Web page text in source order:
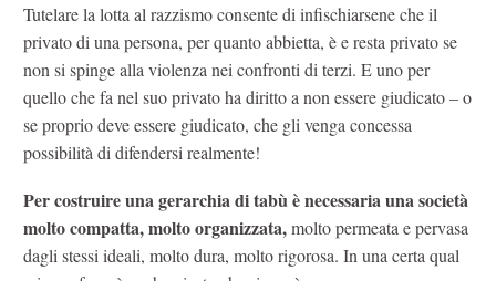
Tutelare la lotta al razzismo consente di infischiarsene che il
privato di una persona, per quanto abbietta, è e resta privato se
non si spinge alla violenza nei confronti di terzi. E uno per
quello che fa nel suo privato ha diritto a non essere giudicato – o
se proprio deve essere giudicato, che gli venga concessa
possibilità di difendersi realmente!
Per costruire una gerarchia di tabù è necessaria una società
molto compatta, molto organizzata,molto permeata e pervasa
dagli stessi ideali, molto dura, molto rigorosa. In una certa qual